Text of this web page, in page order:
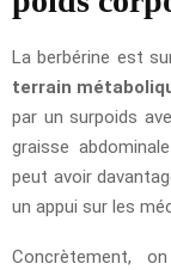
La berbérine est
terrain
par un surpoids
graisse
peut avoir
un appui sur les
Concrètement,